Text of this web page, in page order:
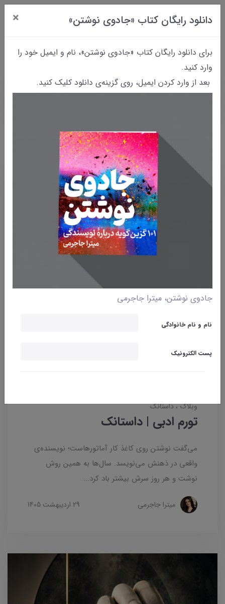
دانلود رایگان کتاب «جادوی نوشتن» ×
برای دانلود رایگان کتاب «جادوی نوشتن»، نام و ایمیل خود را
وارد کنید.
بعد از وارد کردن ایمیل، روی گزینه‌ی دانلود کلیک کنید.
جادوی نوشتن، میترا جاجرمی
نام و نام خانوادگی
پست الکترونیک
داستانک‌
وبلاگ داستانک‌
تورم ادبی | داستانک
می‌گفت نوشتن روی کاغذ کار آماتورهاست؛ نویسنده‌ی
واقعی در ذهنش می‌نویسد. سال‌ها به همین روش
نوشت و هر روز سرش بیشتر باد کرد...
میترا جاجرمی 29 ارديبهشت 1405